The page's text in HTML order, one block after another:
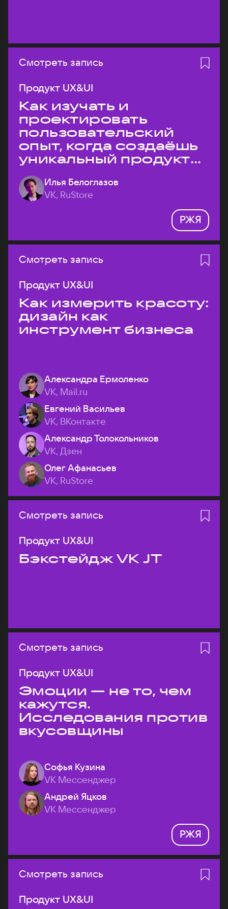
Смотреть запись
Продукт UX&UI
Как изучать и
проектировать
пользовательский
опыт, когда создаёшь
уникальный продукт
на рынке?
Илья Белоглазов
VK, RuStore
РЖЯ
Смотреть запись
Продукт UX&UI
Как измерить красоту:
дизайн как
инструмент бизнеса
Александра Ермоленко
VK, Mail.ru
Евгений Васильев
VK, ВКонтакте
Александр Толокольников
VK, Дзен
Олег Афанасьев
VK, RuStore
Смотреть запись
Продукт UX&UI
Бэкстейдж VK JT
Смотреть запись
Продукт UX&UI
Эмоции — не то, чем
кажутся.
Исследования против
вкусовщины
Софья Кузина
VK Мессенджер
Андрей Яцков
VK Мессенджер
РЖЯ
Смотреть запись
Продукт UX&UI